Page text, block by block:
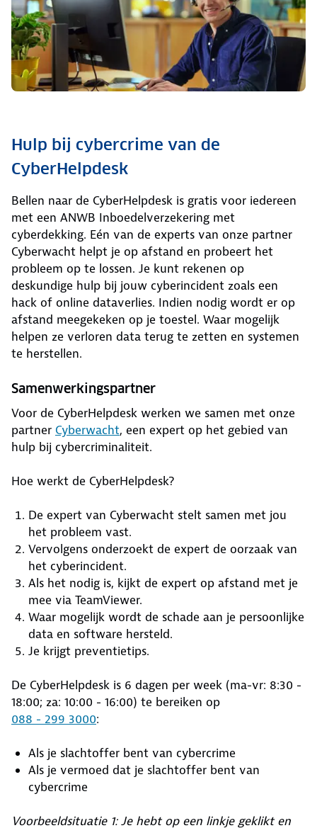
Hulp bij cybercrime van de
CyberHelpdesk
Bellen naar de CyberHelpdesk is gratis voor iedereen
met een ANWB Inboedelverzekering met
cyberdekking. Eén van de experts van onze partner
Cyberwacht helpt je op afstand en probeert het
probleem op te lossen. Je kunt rekenen op
deskundige hulp bij jouw cyberincident zoals een
hack of online dataverlies. Indien nodig wordt er op
afstand meegekeken op je toestel. Waar mogelijk
helpen ze verloren data terug te zetten en systemen
te herstellen.
Samenwerkingspartner
Voor de CyberHelpdesk werken we samen met onze
partner Cyberwacht, een expert op het gebied van
hulp bij cybercriminaliteit.
Hoe werkt de CyberHelpdesk?
De expert van Cyberwacht stelt samen met jou
het probleem vast.
Vervolgens onderzoekt de expert de oorzaak van
het cyberincident.
Als het nodig is, kijkt de expert op afstand met je
mee via TeamViewer.
Waar mogelijk wordt de schade aan je persoonlijke
data en software hersteld.
Je krijgt preventietips.
De CyberHelpdesk is 6 dagen per week (ma-vr: 8:30 -
18:00; za: 10:00 - 16:00) te bereiken op
088 - 299 3000:
Als je slachtoffer bent van cybercrime
Als je vermoed dat je slachtoffer bent van
cybercrime
Voorbeeldsituatie 1: Je hebt op een linkje geklikt en